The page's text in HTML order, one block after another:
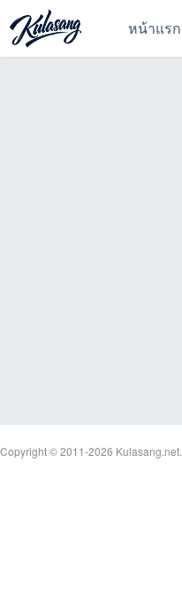
หน้าแรก
Copyright © 2011-2026 Kulasang.net.